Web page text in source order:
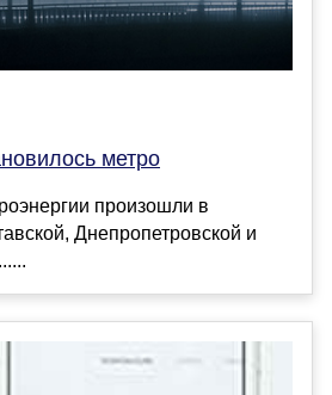
метро
произошли в
Днепропетровской и